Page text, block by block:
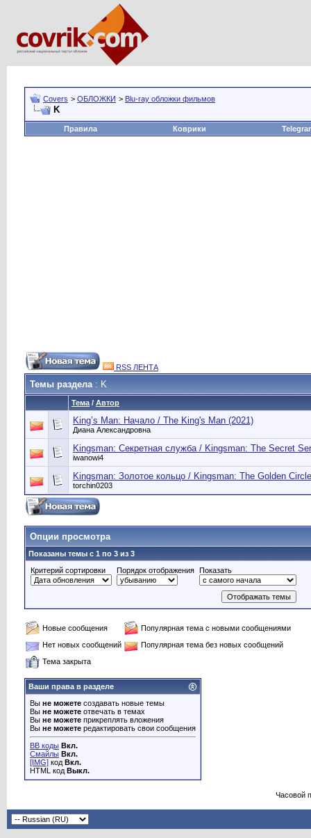
Covers > ОБЛОЖКИ > Blu-ray обложки фильмов
K
Правила Коврики
RSS ЛЕНТА
Темы раздела: K
Тема / Автор
King’s Man: Начало / The King's Man (2021)
Диана Александровна
Kingsman: Секретная служба / Kingsman: The Secret
iwanowi4
Kingsman: Золотое кольцо / Kingsman: The Golden
torchin0203
Опции просмотра
Показаны темы с 1 по 3 из 3
Критерий сортировки
Порядок отображения Показать
Новые сообщения
Популярная тема с новыми сообщениями
Нет новых сообщений
Популярная тема без новых сообщений
Тема закрыта
Ваши права в разделе
Вы не можете создавать новые темы
Вы не можете отвечать в темах
Вы не можете прикреплять вложения
Вы не можете редактировать свои сообщения
BB коды Вкл.
Смайлы Вкл.
[IMG] код Вкл.
HTML код Выкл.
Часовой